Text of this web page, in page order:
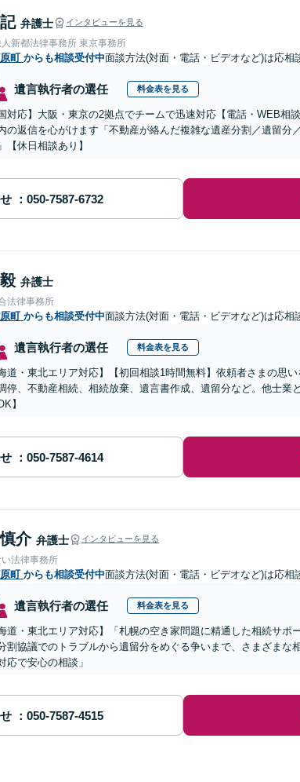
弁護士 インタビューを見る
新都法律事務所 東京事務所
町 からも相談受付中面談方法(対面・電話・ビデオなど)は応相
遺言執行者の選任 料金表を見る
国対応】大阪・東京の2拠点でチームで迅速対応【電話・WEB
の返信を心がけます「不動産が絡んだ複雑な遺産分割／遺留
【休日相談あり】
弁護士
法律事務所
町 からも相談受付中面談方法(対面・電話・ビデオなど)は応相
遺言執行者の選任 料金表を見る
海道・東北エリア対応】【初回相談1時間無料】依頼者さまの思
停、不動産相続、相続放棄、遺言書作成、遺留分など。他士業
】
介 弁護士 インタビューを見る
い法律事務所
町 からも相談受付中面談方法(対面・電話・ビデオなど)は応相
遺言執行者の選任 料金表を見る
海道・東北エリア対応】「札幌の空き家問題に精通した相続サポ
割協議でのトラブルから遺留分をめぐる争いまで、さまざまな
応で安心の相談」